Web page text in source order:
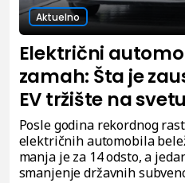
Aktuelno
Električni
zamah: Šta je
EV tržište na
Posle godina rekordnog
električnih automobila
manja je za 14 odsto, a
smanjenje državnih